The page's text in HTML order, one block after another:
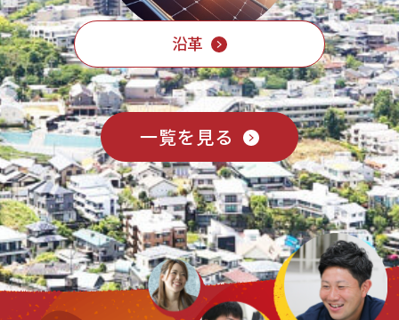
沿革
一覧を見る